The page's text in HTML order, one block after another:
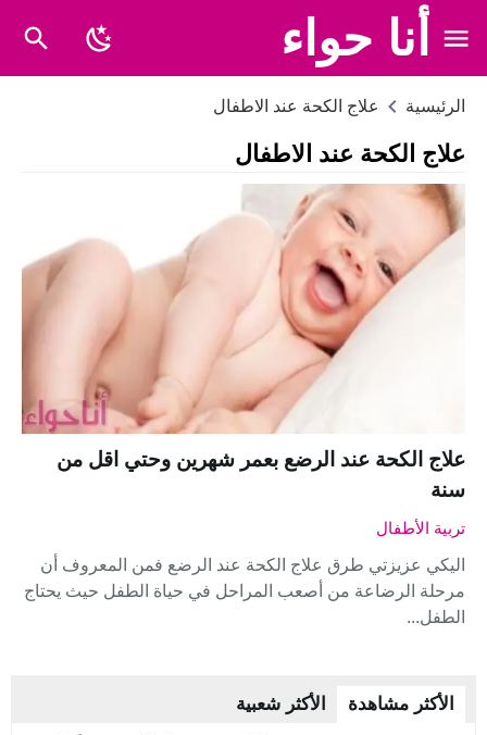
أنا حواء
الرئيسية علاج الكحة عند الاطفال
علاج الكحة عند الاطفال
علاج الكحة عند الرضع بعمر شهرين وحتي اقل من
سنة
تربية الأطفال
اليكي عزيزتي طرق علاج الكحة عند الرضع فمن المعروف أن
مرحلة الرضاعة من أصعب المراحل في حياة الطفل حيث يحتاج
الطفل...
الأكثر مشاهدة الأكثر شعبية